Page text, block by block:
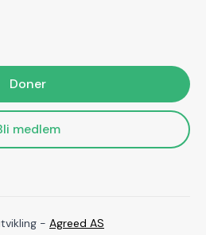
Doner
medlem
- Agreed AS